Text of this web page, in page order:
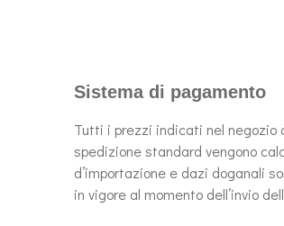
Sistema di pagamento
Tutti i prezzi indicati nel negozio
spedizione standard vengono
d’importazione e dazi doganali
in vigore al momento dell’invio